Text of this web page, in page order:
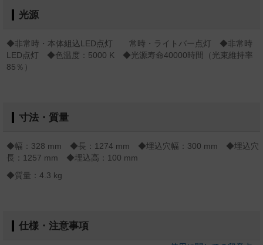
光源
◆非常時・本体組込LED点灯 常時・ライトバー点灯 ◆非常時
LED点灯 ◆色温度：5000 K ◆光源寿命40000時間（光束維持率
85％）
寸法・質量
◆幅：328 mm ◆長：1274 mm ◆埋込穴幅：300 mm ◆埋込穴
長：1257 mm ◆埋込高：100 mm
◆質量：4.3 kg
仕様・注意事項